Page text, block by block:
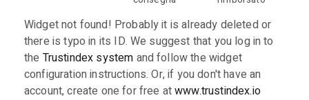
Widget not found! Probably it is already deleted or
there is typo in its ID. We suggest that you log in to
the Trustindex system and follow the widget
configuration instructions. Or, if you don't have an
account, create one for free atwww.trustindex.io